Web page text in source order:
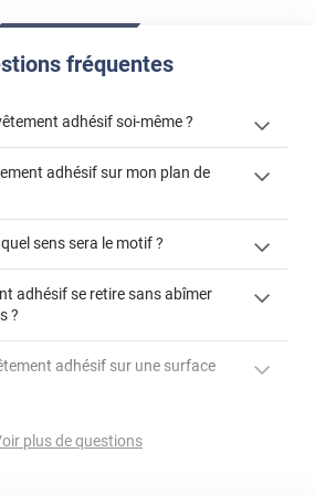
fréquentes
adhésif soi-même ?
poser un revêtement adhésif ? »
adhésif sur mon plan de
"Peut-on installer du
sens sera le motif ?
adhésif se retire sans abîmer
?
adhésif sur une surface
adhésif sur du carrelage
plus de questions